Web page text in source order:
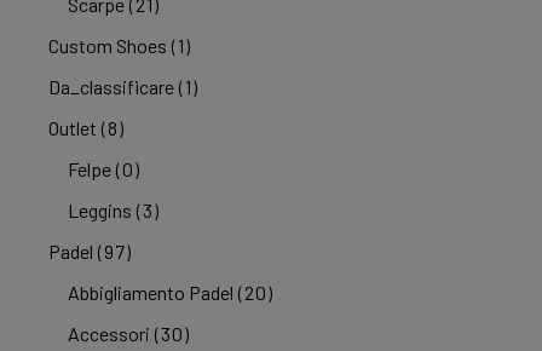
Custom Shoes (1)
Da_classificare (1)
Outlet (8)
Felpe (0)
Leggins (3)
Padel (97)
Abbigliamento Padel (20)
Accessori (30)